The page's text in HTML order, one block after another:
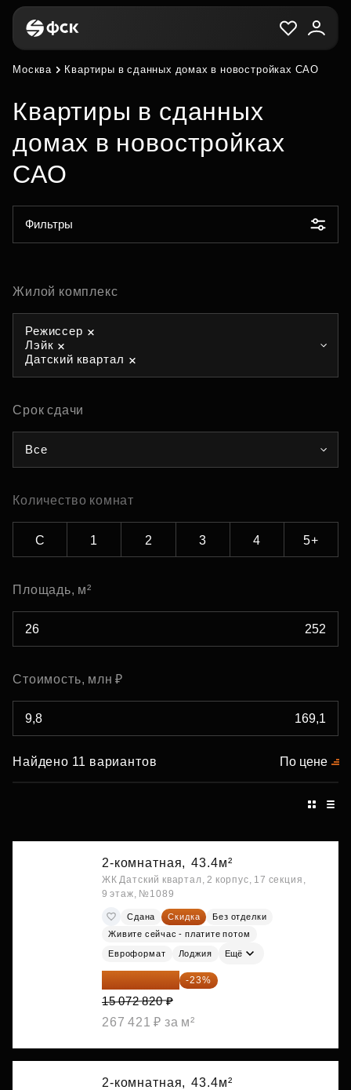
Москва Квартиры в сданных домах в новостройках САО
Квартиры в сданных
домах в новостройках
САО
Фильтры
Жилой комплекс
Режиссер
Лэйк
Датский квартал
Срок сдачи
Все
Количество комнат
С 1 2 3 4 5+
Площадь, м²
Стоимость, млн ₽
Найдено 11 вариантов По цене
2-комнатная, 43.4м²
ЖК Датский квартал, 2 корпус, 17 секция,
9 этаж, №1089
Сдана Скидка
Без отделки
Живите сейчас - платите потом
Евроформат Лоджия Ещё
11 606 071 ₽ -23%
15 072 820 ₽
267 421 ₽ за м²
2-комнатная, 43.4м²